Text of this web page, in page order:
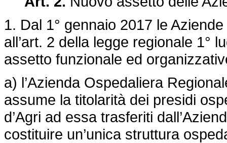
1. Dal 1° gennaio 2017 le
all’art. 2 della legge regionale 1°
assetto funzionale ed
a) l’Azienda Ospedaliera
assume la titolarità dei presidi
d’Agri ad essa trasferiti
costituire un’unica struttura